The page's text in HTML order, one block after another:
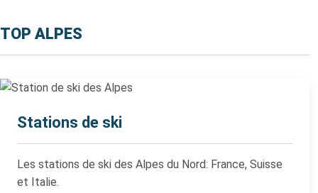
TOP ALPES
Stations de ski
Les stations de ski des Alpes du Nord: France, Suisse
et Italie.